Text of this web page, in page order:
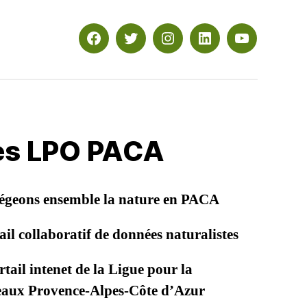
FacebookTwitterInstagramLinkedinYouTube
LPO PACA
ensemble la nature en PACA
collaboratif de données naturalistes
intenet de la Ligue pour la
Provence-Alpes-Côte d’Azur